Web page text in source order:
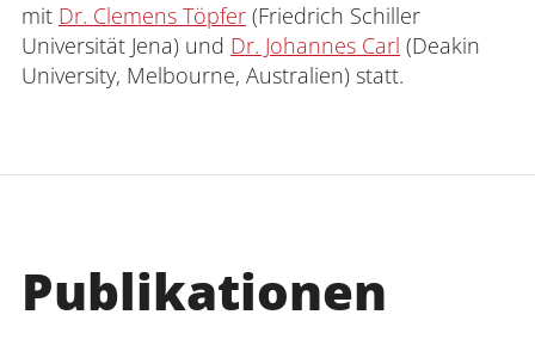
mit Dr. Clemens Töpfer (Friedrich Schiller
Universität Jena) und Dr. Johannes Carl (Deakin
University, Melbourne, Australien) statt.
Publikationen